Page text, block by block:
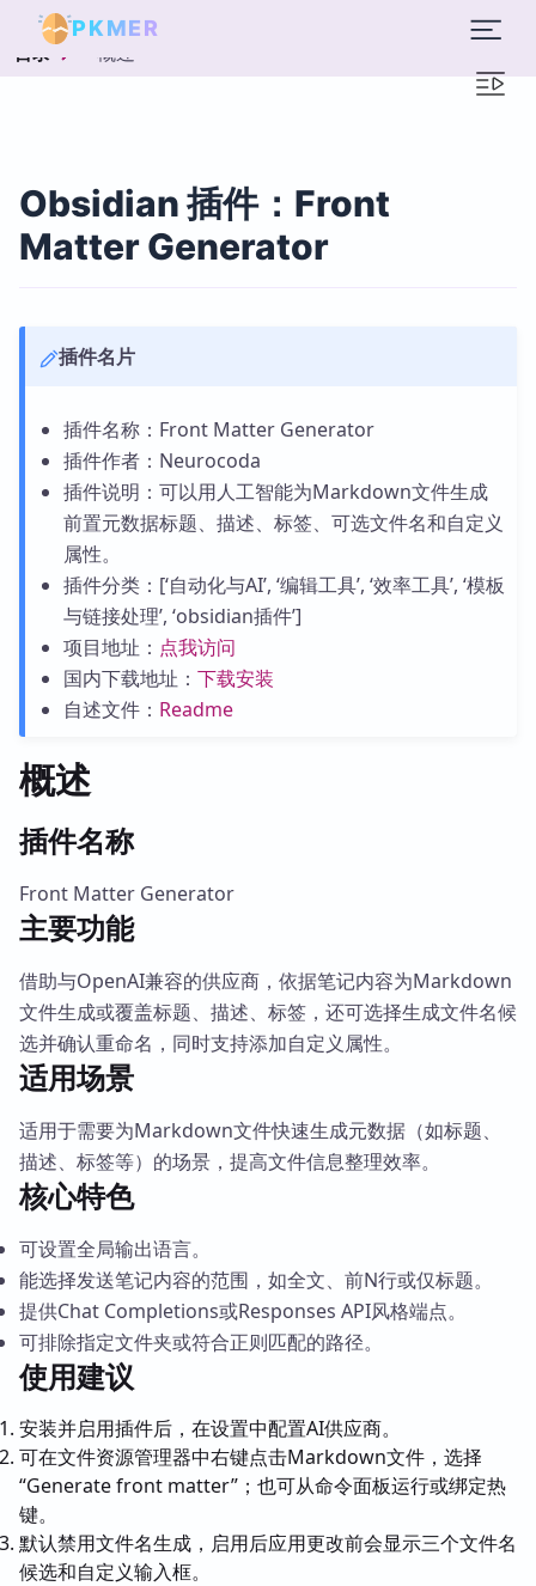
PKMER
目录 概述
Obsidian 插件：Front
Matter Generator
插件名片
插件名称：Front Matter Generator
插件作者：Neurocoda
插件说明：可以用人工智能为Markdown文件生成
前置元数据标题、描述、标签、可选文件名和自定义
属性。
插件分类：[‘自动化与AI’, ‘编辑工具’, ‘效率工具’, ‘模板
与链接处理’, ‘obsidian插件’]
项目地址： 点我访问
国内下载地址： 下载安装
自述文件： Readme
概述
插件名称
Front Matter Generator
主要功能
借助与OpenAI兼容的供应商，依据笔记内容为Markdown
文件生成或覆盖标题、描述、标签，还可选择生成文件名候
选并确认重命名，同时支持添加自定义属性。
适用场景
适用于需要为Markdown文件快速生成元数据（如标题、
描述、标签等）的场景，提高文件信息整理效率。
核心特色
可设置全局输出语言。
能选择发送笔记内容的范围，如全文、前N行或仅标题。
提供Chat Completions或Responses API风格端点。
可排除指定文件夹或符合正则匹配的路径。
使用建议
安装并启用插件后，在设置中配置AI供应商。
可在文件资源管理器中右键点击Markdown文件，选择
“Generate front matter”；也可从命令面板运行或绑定热
键。
默认禁用文件名生成，启用后应用更改前会显示三个文件名
候选和自定义输入框。